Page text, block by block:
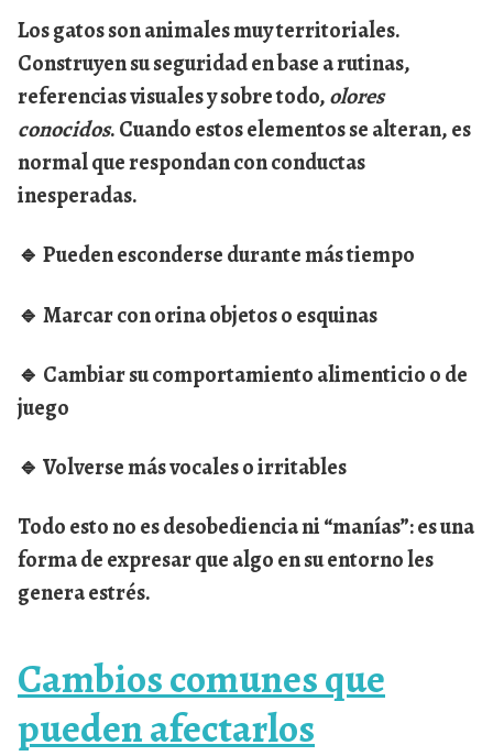
Los gatos son animales muy territoriales.
Construyen su seguridad en base a rutinas,
referencias visuales y sobre todo,olores
conocidos. Cuando estos elementos se alteran, es
normal que respondan con conductas
inesperadas.
🔹 Pueden esconderse durante más tiempo
🔹 Marcar con orina objetos o esquinas
🔹 Cambiar su comportamiento alimenticio o de
juego
🔹 Volverse más vocales o irritables
Todo esto no es desobediencia ni “manías”: es una
forma de expresar que algo en su entorno les
genera estrés.
Cambios comunes que
pueden afectarlos